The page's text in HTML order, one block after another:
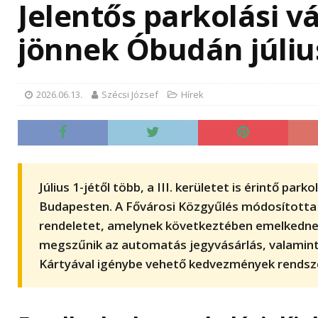
Jelentős parkolási
jönnek Óbudán
2026.06.13. Szécsi József Hírek
Július 1-jétől több, a III. kerületet is érintő
Budapesten. A Fővárosi Közgyűlés
rendeletet, amelynek következtében
megszűnik az automatás jegyvásárlás,
Kártyával igénybe vehető kedvezmények
2026.
tartós